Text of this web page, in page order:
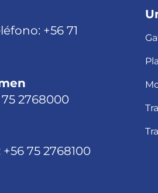
+56 71
2768000
75 2768100